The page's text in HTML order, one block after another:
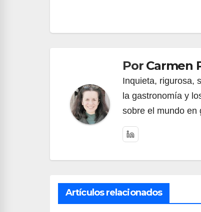
de
entradas
Por Carmen
Inquieta, rigurosa,
la gastronomía y
sobre el mundo en
Artículos relacionados